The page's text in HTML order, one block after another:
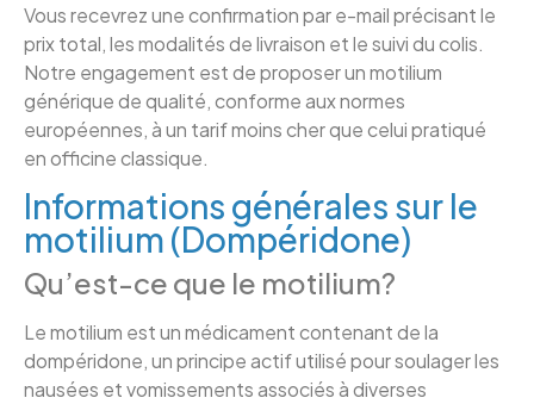
Vous recevrez une confirmation par e-mail précisant le
prix total, les modalités de livraison et le suivi du colis.
Notre engagement est de proposer un motilium
générique de qualité, conforme aux normes
européennes, à un tarif moins cher que celui pratiqué
en officine classique.
Informations générales sur le
motilium (Dompéridone)
Qu’est-ce que le motilium?
Le motilium est un médicament contenant de la
dompéridone, un principe actif utilisé pour soulager les
nausées et vomissements associés à diverses